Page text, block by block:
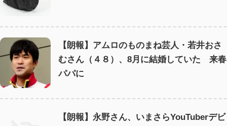
【朗報】アムロのものまね芸人・若井おさ
むさん（４８）、8月に結婚していた 来春
パパに
【朗報】永野さん、いまさらYouTuberデビ